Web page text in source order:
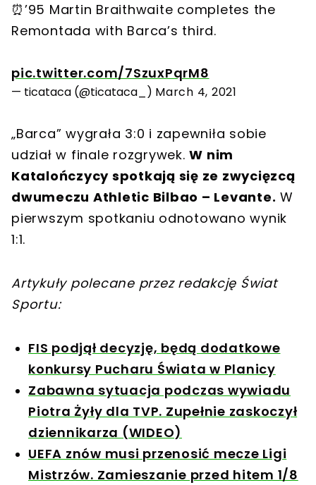
⏰’95 Martin Braithwaite completes the
Remontada with Barca’s third.
pic.twitter.com/7SzuxPqrM8
— ticataca (@ticataca_) March 4, 2021
„Barca” wygrała 3:0 i zapewniła sobie
udział w finale rozgrywek.W nim
Katalończycy spotkają się ze zwycięzcą
dwumeczu Athletic Bilbao – Levante. W
pierwszym spotkaniu odnotowano wynik
1:1.
Artykuły polecane przez redakcję Świat
Sportu:
FIS podjął decyzję, będą dodatkowe
konkursy Pucharu Świata w Planicy
Zabawna sytuacja podczas wywiadu
Piotra Żyły dla TVP. Zupełnie zaskoczył
dziennikarza (WIDEO)
UEFA znów musi przenosić mecze Ligi
Mistrzów. Zamieszanie przed hitem 1/8